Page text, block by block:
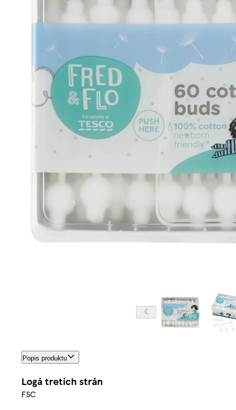
Popis produktu
Logá tretích strán
FSC